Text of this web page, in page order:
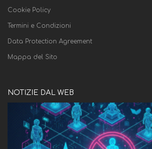
Cookie Policy
Termini e Condizioni
Data Protection Agreement
Mappa del Sito
NOTIZIE DAL WEB